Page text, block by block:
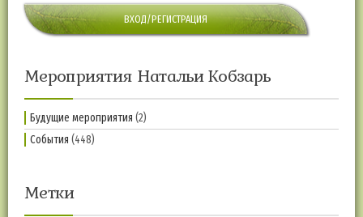
ВХОД/РЕГИСТРАЦИЯ
Мероприятия Натальи Кобзарь
Будущие мероприятия (2)
События (448)
Метки